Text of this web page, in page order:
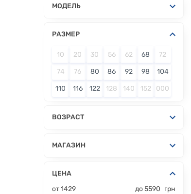
МОДЕЛЬ
РАЗМЕР
10 20 30 56 62 68 72
74 76 80 86 92 98 104
110 116 122 128 140 152 000
ВОЗРАСТ
МАГАЗИН
ЦЕНА
от1429 до5590 грн